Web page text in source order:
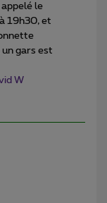
appelé le
19h30, et
gars est
W